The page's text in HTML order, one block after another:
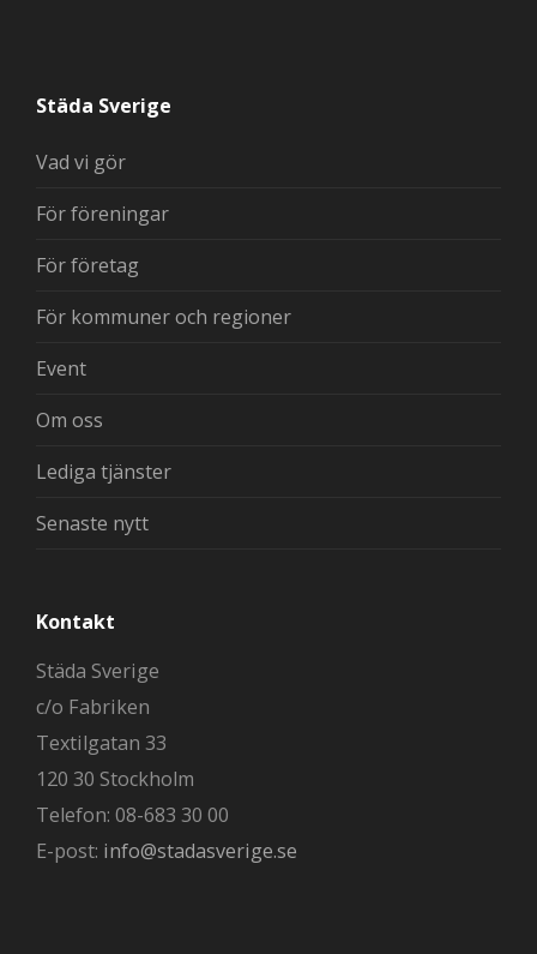
Städa Sverige
Vad vi gör
För föreningar
För företag
För kommuner och regioner
Event
Om oss
Lediga tjänster
Senaste nytt
Kontakt
Städa Sverige
c/o Fabriken
Textilgatan 33
120 30 Stockholm
Telefon: 08-683 30 00
E-post: info@stadasverige.se